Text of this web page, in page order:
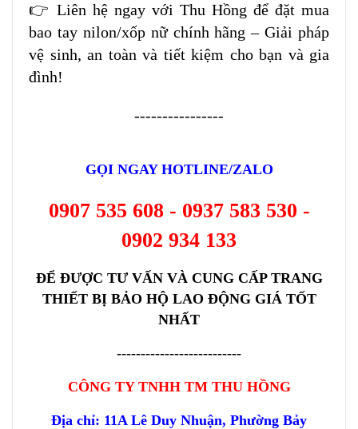
👉 Liên hệ ngay với Thu Hồng để đặt mua
bao tay nilon/xốp nữ chính hãng – Giải pháp
vệ sinh, an toàn và tiết kiệm cho bạn và gia
đình!
----------------
GỌI NGAY HOTLINE/ZALO
0907 535 608 - 0937 583 530 -
0902 934 133
ĐỂ ĐƯỢC TƯ VẤN VÀ CUNG CẤP TRANG
THIẾT BỊ BẢO HỘ LAO ĐỘNG GIÁ TỐT
NHẤT
--------------------------
CÔNG TY TNHH TM THU HỒNG
Địa chỉ: 11A Lê Duy Nhuận, Phường Bảy